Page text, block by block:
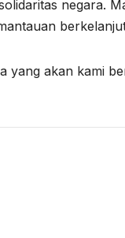
negara.
yang akan kami